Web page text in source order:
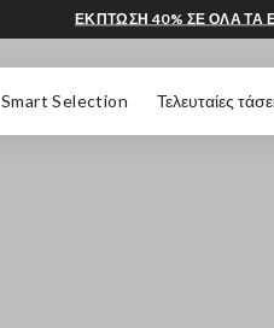
Smart Selection Τελευταίες
ΕΚΠΤΩΣΗ 40% ΣΕ ΟΛΑ ΤΑ